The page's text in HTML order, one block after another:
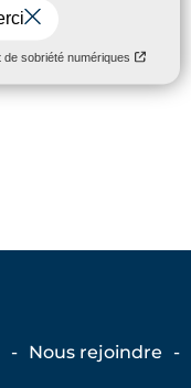
Nous rejoindre